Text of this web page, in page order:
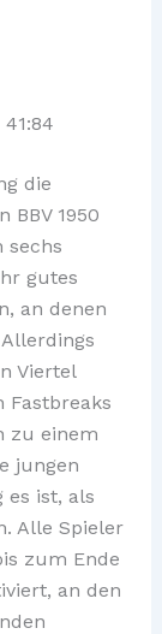
die
BBV 1950
sechs
gutes
an denen
Viertel
zu einem
jungen
es ist, als
Alle Spieler
zum Ende
an den